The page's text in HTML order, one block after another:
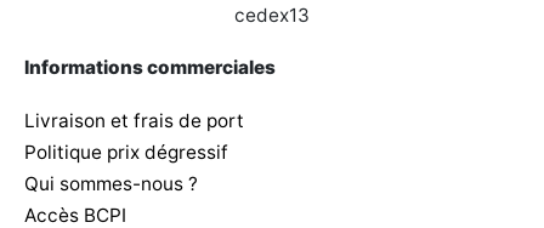
cedex13
Informations commerciales
Livraison et frais de port
Politique prix dégressif
Qui sommes-nous ?
Accès BCPI